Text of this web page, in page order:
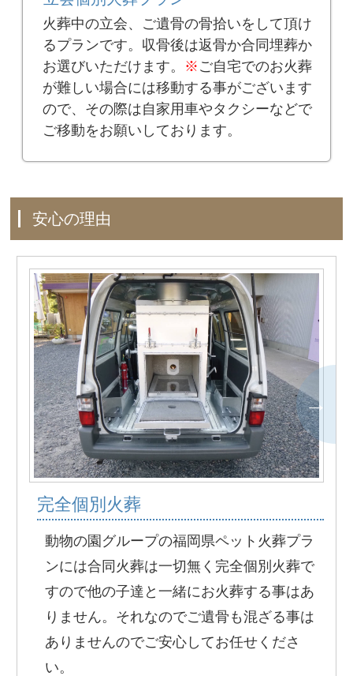
火葬中の立会、ご遺骨の骨拾いをして頂け
るプランです。収骨後は返骨か合同埋葬か
お選びいただけます。 ※ ご自宅でのお火葬
が難しい場合には移動する事がございます
ので、その際は自家用車やタクシーなどで
ご移動をお願いしております。
安心の理由
完全個別火葬
動物の園グループの福岡県ペット火葬プラ
ンには合同火葬は一切無く完全個別火葬で
すので他の子達と一緒にお火葬する事はあ
りません。それなのでご遺骨も混ざる事は
ありませんのでご安心してお任せくださ
い。